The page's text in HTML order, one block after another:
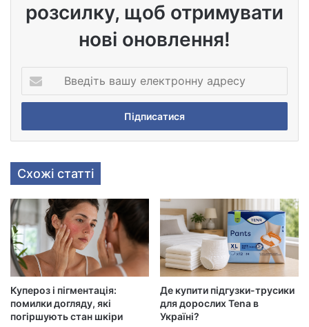
розсилку, щоб отримувати
нові оновлення!
е
і
ь
в
ш
е
л
е
к
т
р
о
Схожі статті
Купероз і пігментація:
помилки догляду, які
погіршують стан шкіри
Де купити підгузки-трусики
для дорослих Tena в
Україні?